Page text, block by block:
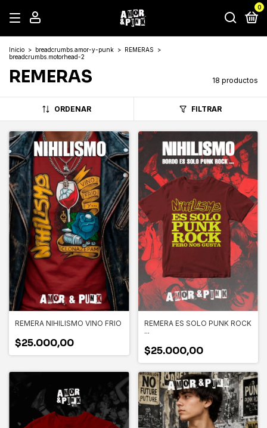
0
Inicio > breadcrumbs.amor-y-punk > REMERAS
>
breadcrumbs.motorhead-2
REMERAS 18 productos
ORDENAR FILTRAR
REMERA NIHILISMO VINO FRIO
$25.000,00
REMERA ES SOLO PUNK ROCK
...
$25.000,00